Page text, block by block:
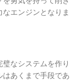
エンジンとなりま
なシステムを作り
あくまで手段であ